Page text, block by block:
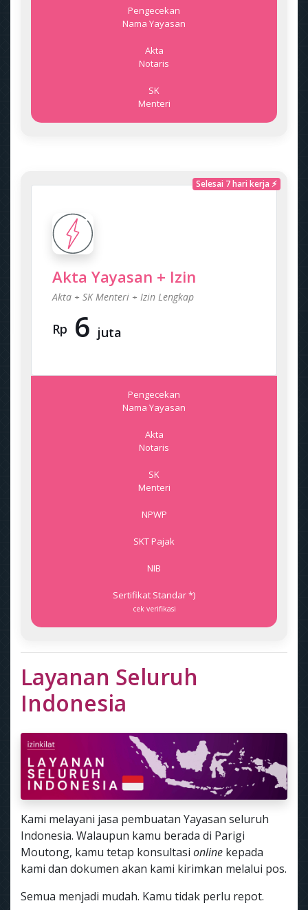
Pengecekan
Nama Yayasan
Akta
Notaris
SK
Menteri
Selesai 7 hari kerja ⚡
Akta Yayasan + Izin
Akta + SK Menteri + Izin Lengkap
Rp 6 juta
Pengecekan
Nama Yayasan
Akta
Notaris
SK
Menteri
NPWP
SKT Pajak
NIB
Sertifikat Standar *)
cek verifikasi
Layanan Seluruh
Indonesia
Kami melayani jasa pembuatan Yayasan seluruh
Indonesia. Walaupun kamu berada di Parigi
Moutong, kamu tetap konsultasi online kepada
kami dan dokumen akan kami kirimkan melalui pos.
Semua menjadi mudah. Kamu tidak perlu repot.